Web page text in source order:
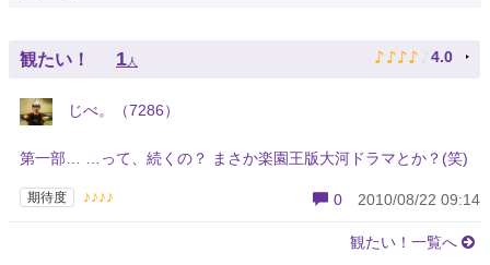
観たい！ 1人 ♪ ♪ ♪ ♪ ♪ 4.0
じべ。（7286）
第一部… …って、続くの？ まさか楽園王版大河ドラマとか？(笑)
期待度 ♪♪♪♪ 0 2010/08/22 09:14
観たい！一覧へ